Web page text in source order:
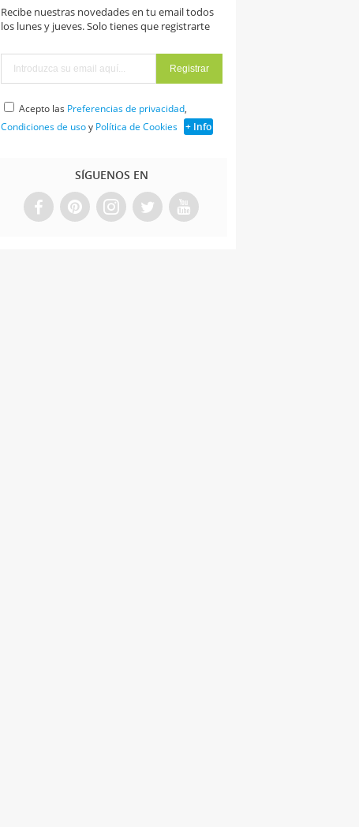
Recibe nuestras novedades en tu email todos
los lunes y jueves. Solo tienes que registrarte
Acepto las Preferencias de privacidad,
Condiciones de usoy Política de Cookies + Info
SÍGUENOS EN